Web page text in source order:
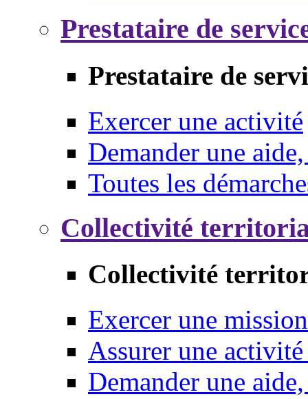
Prestataire de
Prestataire de
Exercer une activité
Demander une
Toutes les
Collectivité
Collectivité
Exercer une mission
Assurer une
Demander une